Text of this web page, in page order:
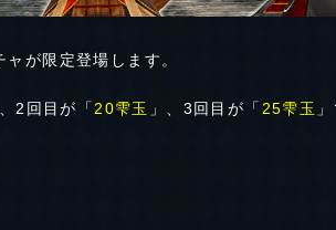
が限定登場します。
2回目が「 20雫玉 」、3回目が「 25雫玉